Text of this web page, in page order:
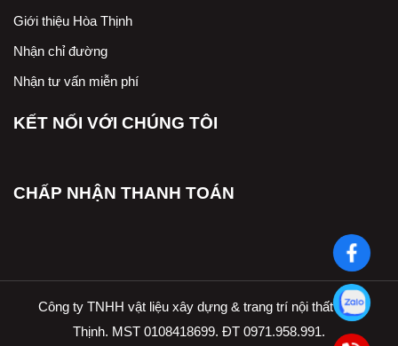
Giới thiệu Hòa Thịnh
Nhận chỉ đường
Nhận tư vấn miễn phí
KẾT NỐI VỚI CHÚNG TÔI
CHẤP NHẬN THANH TOÁN
Công ty TNHH vật liệu xây dựng & trang trí nội thất Hòa
Thịnh. MST 0108418699. ĐT 0971.958.991.